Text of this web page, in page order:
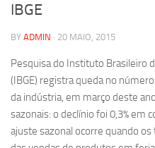
IBGE
BY ADMIN · 20 MAIO, 2015
Pesquisa do Instituto Brasileiro
(IBGE) registra queda no
da indústria, em março deste
sazonais: o declínio foi 0,3% em
ajuste sazonal ocorre quando